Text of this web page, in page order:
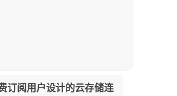
订阅用户设计的云存储连